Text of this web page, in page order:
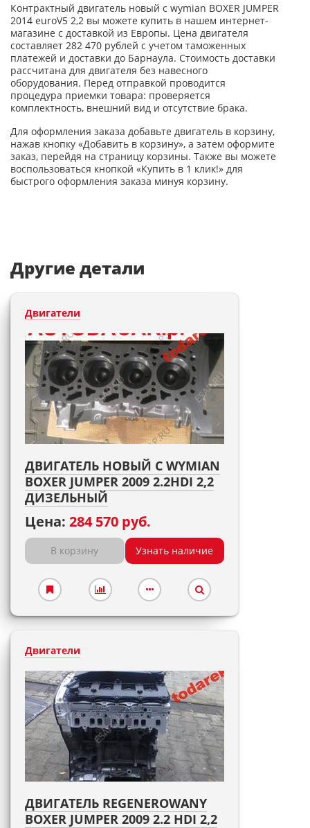
Контрактный двигатель новый с wymian BOXER JUMPER
2014 euroV5 2,2 вы можете купить в нашем интернет-
магазине с доставкой из Европы. Цена двигателя
составляет 282 470 рублей с учетом таможенных
платежей и доставки до Барнаула. Стоимость доставки
рассчитана для двигателя без навесного
оборудования. Перед отправкой проводится
процедура приемки товара: проверяется
комплектность, внешний вид и отсутствие брака.
Для оформления заказа добавьте двигатель в корзину,
нажав кнопку «Добавить в корзину», а затем оформите
заказ, перейдя на страницу корзины. Также вы можете
воспользоваться кнопкой «Купить в 1 клик!» для
быстрого оформления заказа минуя корзину.
Другие детали
Двигатели
ДВИГАТЕЛЬ НОВЫЙ С WYMIAN
BOXER JUMPER 2009 2.2HDI 2,2
ДИЗЕЛЬНЫЙ
Цена: 284 570 руб.
В корзину Узнать наличие
Двигатели
ДВИГАТЕЛЬ REGENEROWANY
BOXER JUMPER 2009 2.2 HDI 2,2